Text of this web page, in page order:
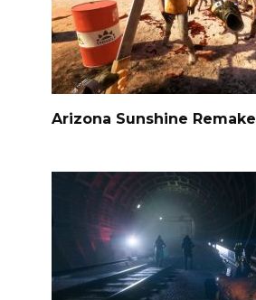
Arizona Sunshine Remake